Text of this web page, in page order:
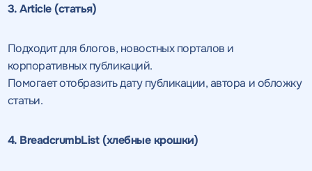
3. Article (статья)
Подходит для блогов, новостных порталов и
корпоративных публикаций.
Помогает отобразить дату публикации, автора и обложку
статьи.
4. BreadcrumbList (хлебные крошки)